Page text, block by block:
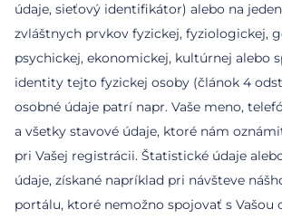
údaje, sieťový identifikátor) alebo na
zvláštnych prvkov fyzickej, fyziologickej,
psychickej, ekonomickej, kultúrnej alebo
identity tejto fyzickej osoby (článok 4
osobné údaje patrí napr. Vaše meno,
a všetky stavové údaje, ktoré nám
pri Vašej registrácii. Štatistické údaje
údaje, získané napríklad pri návšteve
portálu, ktoré nemožno spojovať s Vašou